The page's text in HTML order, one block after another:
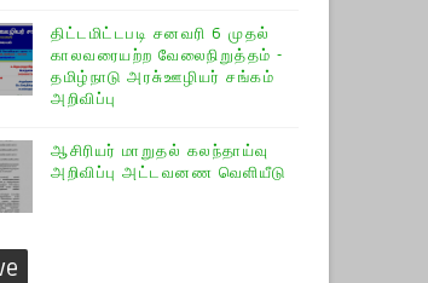
திட்டமிட்டபடி சனவரி 6 முதல்
காலவரையற்ற வேலைநிறுத்தம் -
தமிழ்நாடு அரசு்ஊழியர் சங்கம்
அறிவிப்பு
ஆசிரியர் மாறுதல் கலந்தாய்வு
அறிவிப்பு அட்டவனண வெளியீடு